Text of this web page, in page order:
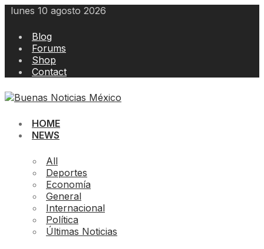
Skip
content
lunes 10 agosto 2026
Blog
Forums
Shop
Contact
HOME
NEWS
All
Deportes
Economía
General
Internacional
Política
Últimas Noticias